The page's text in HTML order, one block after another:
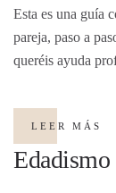
Esta es una guía
pareja, paso a
queréis ayuda
LEER MÁS
Edadismo